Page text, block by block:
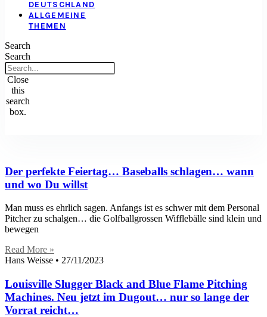
DEUTSCHLAND
ALLGEMEINE
THEMEN
Search
Search
Close
this
search
box.
Der perfekte Feiertag… Baseballs schlagen… wann
und wo Du willst
Man muss es ehrlich sagen. Anfangs ist es schwer mit dem Personal
Pitcher zu schalgen… die Golfballgrossen Wifflebälle sind klein und
bewegen
Read More »
Hans Weisse
27/11/2023
Louisville Slugger Black and Blue Flame Pitching
Machines. Neu jetzt im Dugout… nur so lange der
Vorrat reicht…